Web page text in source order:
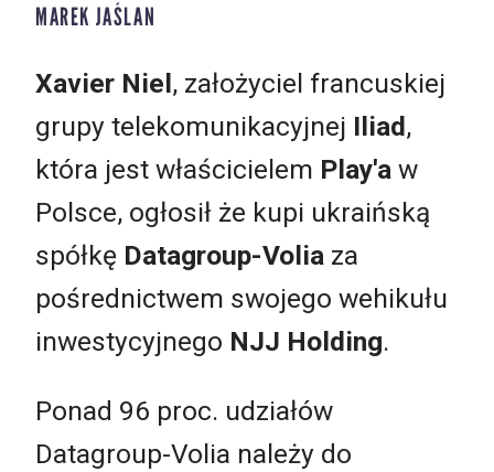
MAREK JAŚLAN
Xavier Niel, założyciel francuskiej
grupy telekomunikacyjnej Iliad,
która jest właścicielem Play'a w
Polsce, ogłosił że kupi ukraińską
spółkę Datagroup-Volia za
pośrednictwem swojego wehikułu
inwestycyjnego NJJ Holding.
Ponad 96 proc. udziałów
Datagroup-Volia należy do